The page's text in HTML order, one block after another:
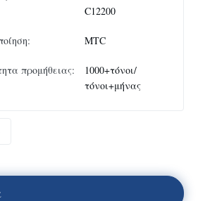
C12200
MTC
προμήθειας:
1000+τόνοι/
τόνοι+μήνας